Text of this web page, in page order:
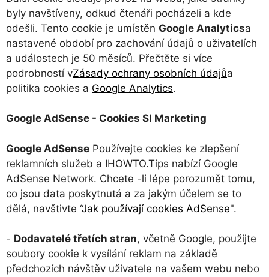
byly navštíveny, odkud čtenáři pocházeli a kde
odešli. Tento cookie je umístěn Google Analyticsa
nastavené období pro zachování údajů o uživatelích
a událostech je 50 měsíců. Přečtěte si více
podrobností vZásady ochrany osobních údajůa
politika cookies a Google Analytics.
Google AdSense - Cookies SI Marketing
Google AdSense Používejte cookies ke zlepšení
reklamních služeb a IHOWTO.Tips nabízí Google
AdSense Network. Chcete -li lépe porozumět tomu,
co jsou data poskytnutá a za jakým účelem se to
dělá, navštivte “Jak používají cookies AdSense".
- Dodavatelé třetích stran, včetně Google, použijte
soubory cookie k vysílání reklam na základě
předchozích návštěv uživatele na vašem webu nebo